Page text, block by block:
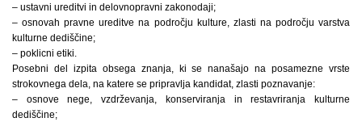
– ustavni ureditvi in delovnopravni zakonodaji;
– osnovah pravne ureditve na področju kulture, zlasti na področju varstva
kulturne dediščine;
– poklicni etiki.
Posebni del izpita obsega znanja, ki se nanašajo na posamezne vrste
strokovnega dela, na katere se pripravlja kandidat, zlasti poznavanje:
– osnove nege, vzdrževanja, konserviranja in restavriranja kulturne
dediščine;